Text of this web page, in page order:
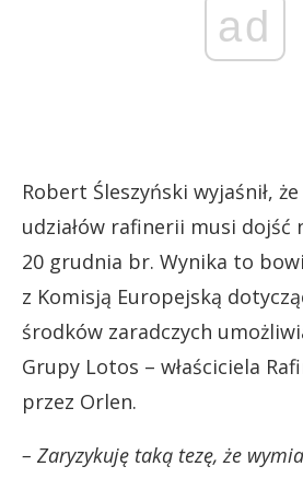
ad
Robert Śleszyński wyjaśnił,
udziałów rafinerii musi dojść
20 grudnia br. Wynika to
z Komisją Europejską
środków zaradczych
Grupy Lotos – właściciela
przez Orlen.
– Zaryzykuję taką tezę, że